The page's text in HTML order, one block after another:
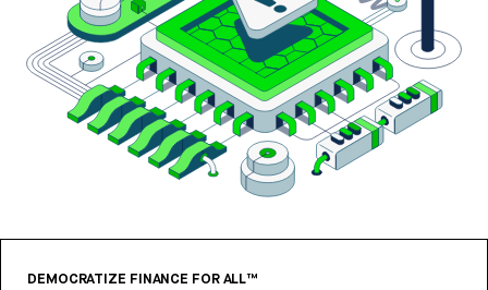
DEMOCRATIZE FINANCE FOR ALL™